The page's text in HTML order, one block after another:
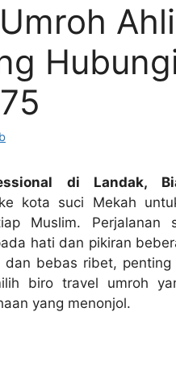
di Landak,
kota suci Mekah
Muslim. Perjalanan
hati dan pikiran
bebas ribet,
biro travel umroh
yang menonjol.